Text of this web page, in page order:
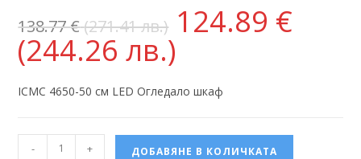
138.77€(271.41 лв.) 124.89 €
(244.26 лв.)
ICMC 4650-50 см LED Огледало шкаф
- + ДОБАВЯНЕ В КОЛИЧКАТА